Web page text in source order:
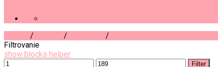
/ / /
Filtrovanie
show blocks helper
Filter